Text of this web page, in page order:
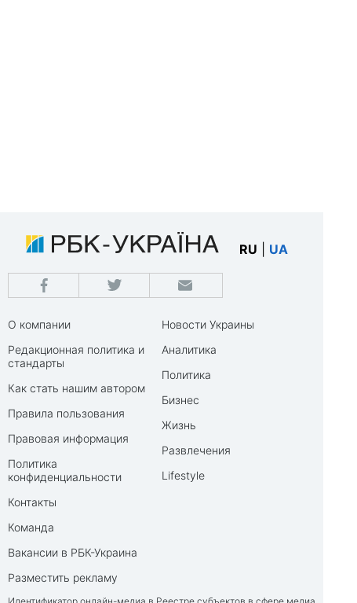
RU UA
О компании
Редакционная политика и
стандарты
Как стать нашим автором
Правила пользования
Правовая информация
Политика
конфиденциальности
Контакты
Команда
Вакансии в РБК-Украина
Разместить рекламу
Новости Украины
Аналитика
Политика
Бизнес
Жизнь
Развлечения
Lifestyle